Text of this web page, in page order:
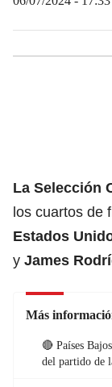
La Selección
los cuartos de
Estados
y James
Más
🔴 Países
del partido de